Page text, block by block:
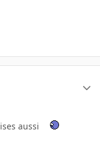
aussi